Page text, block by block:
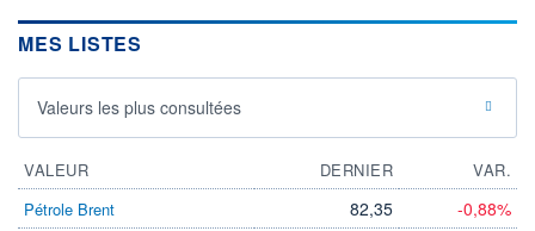
MES LISTES
Valeurs les plus consultées
VALEUR DERNIER
VAR.
Pétrole Brent
82,35 -0,88%